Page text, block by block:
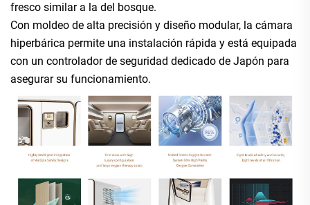
fresco similar a la del bosque.
Con moldeo de alta precisión y diseño modular, la cámara
hiperbárica permite una instalación rápida y está equipada
con un controlador de seguridad dedicado de Japón para
asegurar su funcionamiento.